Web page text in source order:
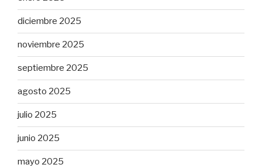
diciembre 2025
noviembre 2025
septiembre 2025
agosto 2025
julio 2025
junio 2025
mayo 2025